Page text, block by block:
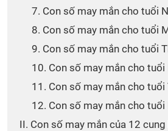
7. Con số may mắn cho tuổi
8. Con số may mắn cho tuổi
9. Con số may mắn cho tuổi
10. Con số may mắn cho tuổi
11. Con số may mắn cho tuổi
12. Con số may mắn cho tuổi
II. Con số may mắn của 12